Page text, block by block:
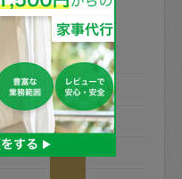
前9時開始の場
はキャンセル料が
で＝依頼料金の
で＝依頼金額の
てはいけない点
は？